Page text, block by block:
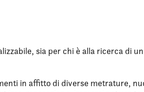
sia per chi è alla ricerca di
in affitto di diverse metrature,